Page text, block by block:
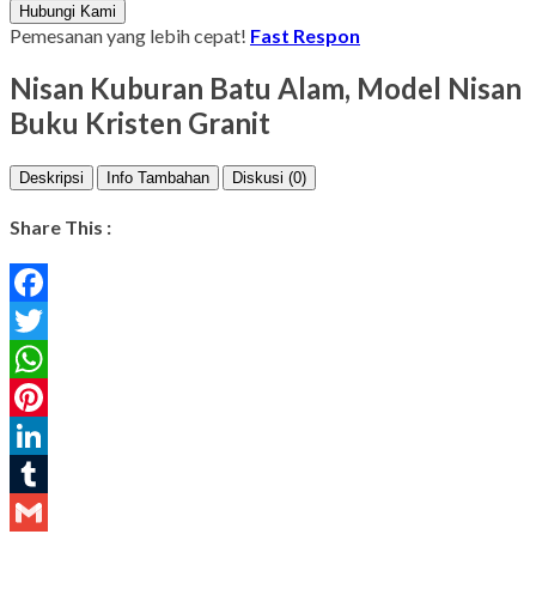
Hubungi Kami
Pemesanan yang lebih cepat! Fast Respon
Nisan Kuburan Batu Alam, Model Nisan
Buku Kristen Granit
Deskripsi Info Tambahan Diskusi (0)
Share This :
Facebook
Twitter
WhatsApp
Pinterest
LinkedIn
Tumblr